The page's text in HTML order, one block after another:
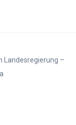
Landesregierung –